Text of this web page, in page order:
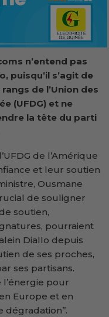
n’entend pas
puisqu’il s’agit de
de l’Union des
(UFDG) et ne
la tête du parti
de l’Amérique
et leur soutien
Ousmane
de souligner
soutien,
pourraient
Diallo depuis
de ses proches,
ses partisans.
l’énergie pour
Europe et en